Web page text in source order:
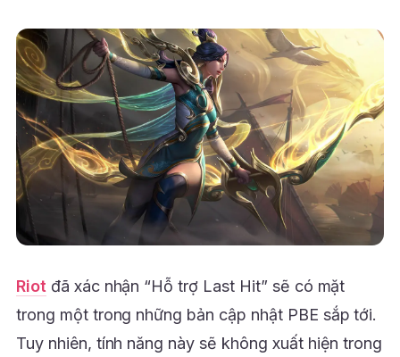
Riotđã xác nhận “Hỗ trợ Last Hit” sẽ có mặt
trong một trong những bản cập nhật PBE sắp tới.
Tuy nhiên, tính năng này sẽ không xuất hiện trong